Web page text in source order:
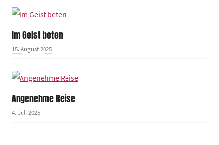
Im Geist beten
15. August 2025
Angenehme Reise
4. Juli 2025